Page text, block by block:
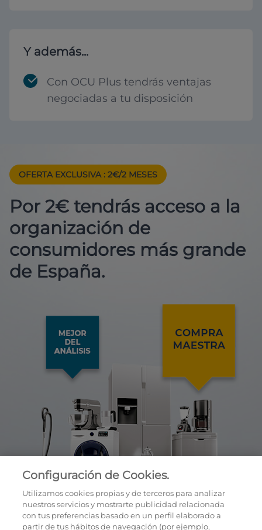
Y además...
Con OCU Plus tendrás ventajas
negociadas a tu disposición
OFERTA EXCLUSIVA : 2€/2 MESES
Por 2€ tendrás acceso a la
organización de
consumidores más grande
de España.
Configuración de Cookies.
Utilizamos cookies propias y de terceros para analizar
nuestros servicios y mostrarte publicidad relacionada
con tus preferencias basado en un perfil elaborado a
partir de tus hábitos de navegación (por ejemplo,